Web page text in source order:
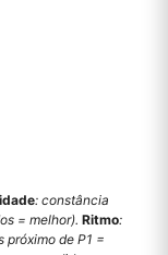
: constância
= melhor). Ritmo:
próximo de P1 =